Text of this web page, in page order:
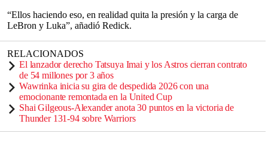
“Ellos haciendo eso, en realidad quita la presión y la carga de
LeBron y Luka”, añadió Redick.
RELACIONADOS
El lanzador derecho Tatsuya Imai y los Astros cierran contrato
de 54 millones por 3 años
Wawrinka inicia su gira de despedida 2026 con una
emocionante remontada en la United Cup
Shai Gilgeous-Alexander anota 30 puntos en la victoria de
Thunder 131-94 sobre Warriors